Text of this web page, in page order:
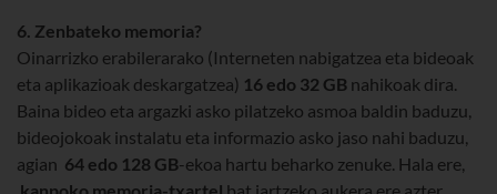
6. Zenbateko memoria?
Oinarrizko erabilerarako (Interneten nabigatzea eta bideoak
eta aplikazioak deskargatzea) 16 edo 32 GB nahikoak dira.
Baina bideo eta argazki asko pilatzeko asmoa baldin baduzu,
bideojokoak instalatu eta informazio asko jaso nahi baduzu,
agian 64 edo 128 GB-ekoa hartu beharko zenuke. Hala ere,